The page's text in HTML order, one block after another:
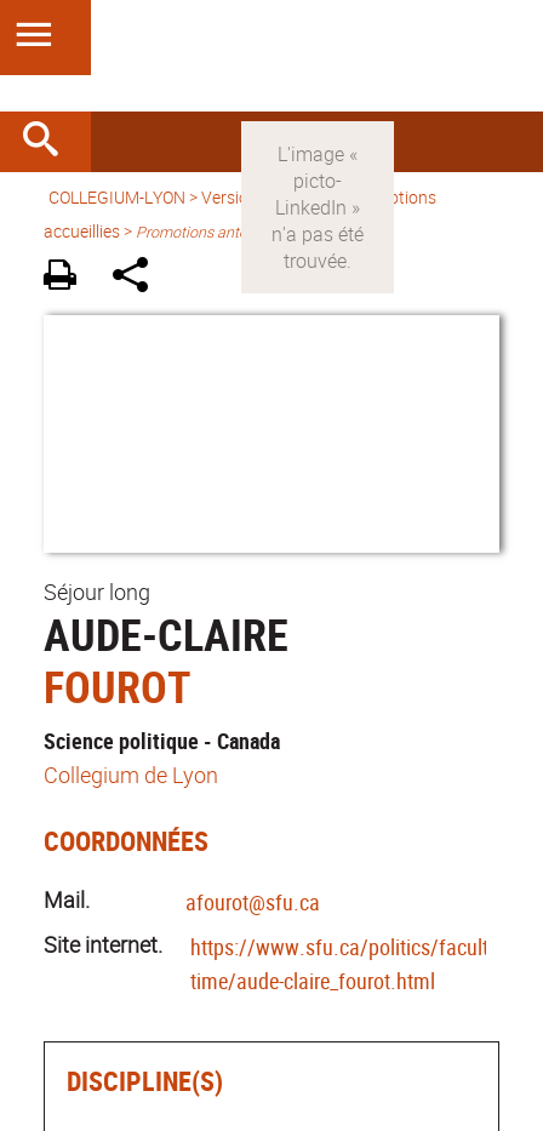
COLLEGIUM-LYON >Version française> Promotions
accueillies > Promotions antérieures
Séjour long
AUDE-CLAIRE
FOUROT
Science politique - Canada
Collegium de Lyon
COORDONNÉES
Mail.
afourot@sfu.ca
Site internet.
https://www.sfu.ca/politics/faculty/full-
time/aude-claire_fourot.html
DISCIPLINE(S)